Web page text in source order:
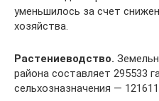
уменьшилось за счет
хозяйства.
Растениеводство.
района составляет 295533
сельхозназначения — 121611